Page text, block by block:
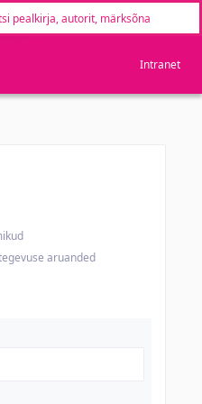
Intranet
aruanded